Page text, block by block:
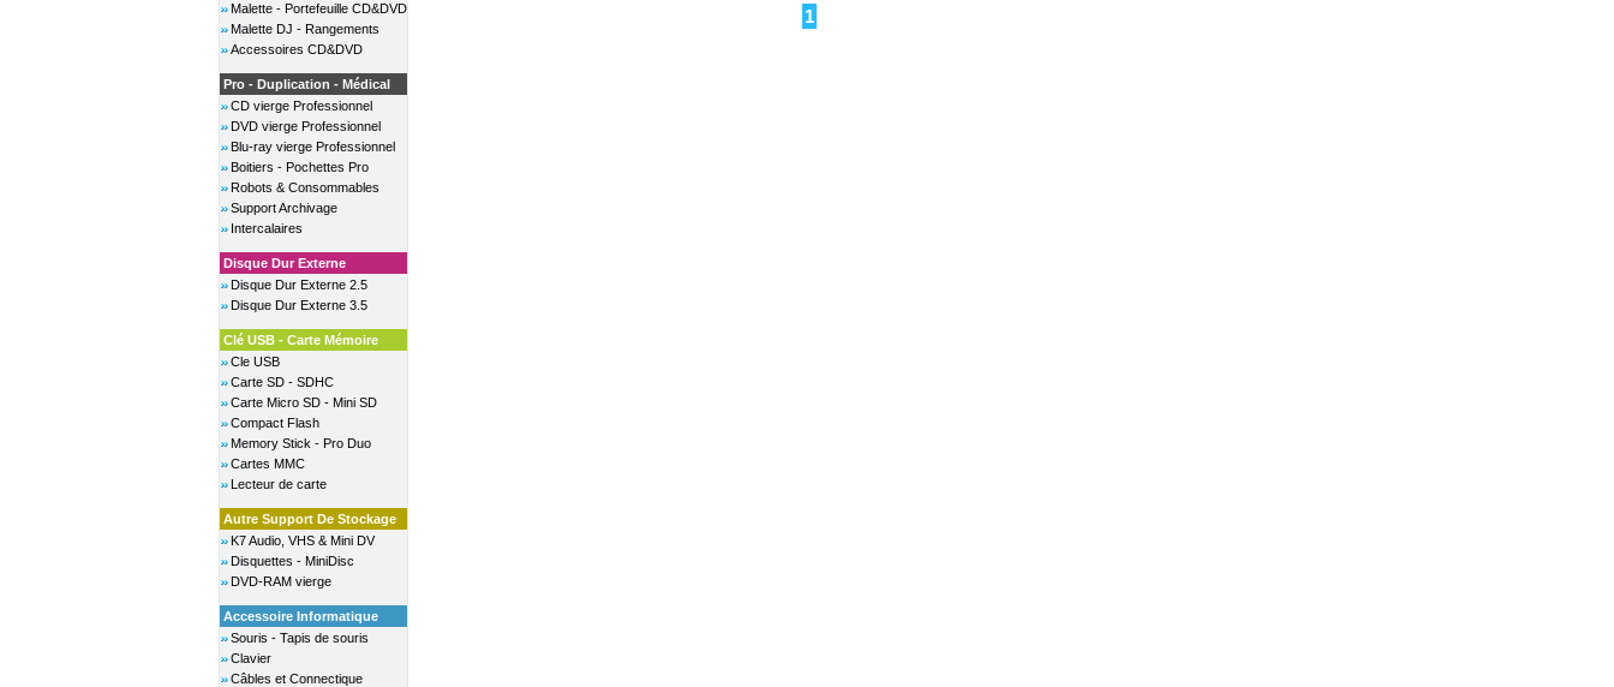
Malette - Portefeuille CD&DVD
Malette DJ - Rangements
Accessoires CD&DVD
Pro - Duplication - Médical
CD vierge Professionnel
DVD vierge Professionnel
Blu-ray vierge Professionnel
Boitiers - Pochettes Pro
Robots & Consommables
Support Archivage
Intercalaires
Disque Dur Externe
Disque Dur Externe 2.5
Disque Dur Externe 3.5
Clé USB - Carte Mémoire
Cle USB
Carte SD - SDHC
Carte Micro SD - Mini SD
Compact Flash
Memory Stick - Pro Duo
Cartes MMC
Lecteur de carte
Autre Support De Stockage
K7 Audio, VHS & Mini DV
Disquettes - MiniDisc
DVD-RAM vierge
Accessoire Informatique
Souris - Tapis de souris
Clavier
Câbles et Connectique
1